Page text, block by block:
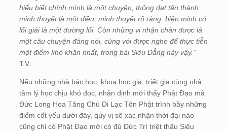
hiểu biết chính mình là một chuyện, thông đạt tận thành
minh thuyết là một điều, minh thuyết rõ ràng, biện minh có
lối giải là một đường lối. Còn những vị nhận chân được là
một câu chuyện đáng nói, cùng với được nghe để thực tiễn
một điểm khó khăn nhất, trong bài Siêu Đẳng này vậy.” –
T.V.
Nếu những nhà bác học, khoa học gia, triết gia cùng nhà
tâm lý học chịu khó đọc, nhận định mới thấy Phật Đạo mà
Đức Long Hoa Tăng Chủ Di Lạc Tôn Phật trình bầy những
điểm cốt yếu dưới đây, qúy vị sẽ xác nhận thời đại nào
cũng chỉ có Phật Đạo mới có đủ Đức Trí triệt thấu Siêu